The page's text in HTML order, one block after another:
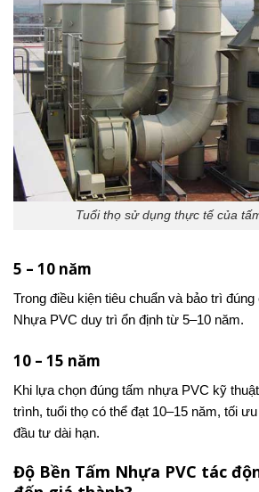
Tuổi thọ sử dụng thực tế của
5 – 10 năm
Trong điều kiện tiêu chuẩn và bảo trì
Nhựa PVC duy trì ổn định từ 5–10 năm.
10 – 15 năm
Khi lựa chọn đúng tấm nhựa PVC kỹ
trình, tuổi thọ có thể đạt 10–15 năm, tối
đầu tư dài hạn.
Độ Bền Tấm Nhựa PVC tác